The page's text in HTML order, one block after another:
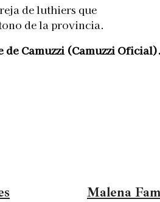
de luthiers que
de la provincia.
de Camuzzi (Camuzzi
Malena